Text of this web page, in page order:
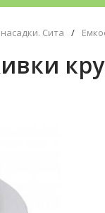
Сита /